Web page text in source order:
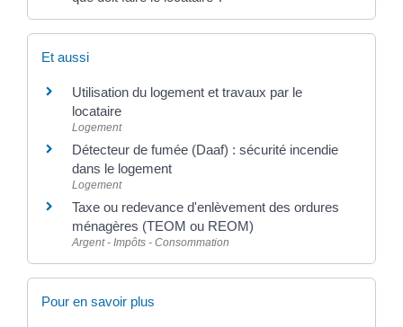
Et aussi
Utilisation du logement et travaux par le
locataire
Logement
Détecteur de fumée (Daaf) : sécurité incendie
dans le logement
Logement
Taxe ou redevance d'enlèvement des ordures
ménagères (TEOM ou REOM)
Argent - Impôts - Consommation
Pour en savoir plus